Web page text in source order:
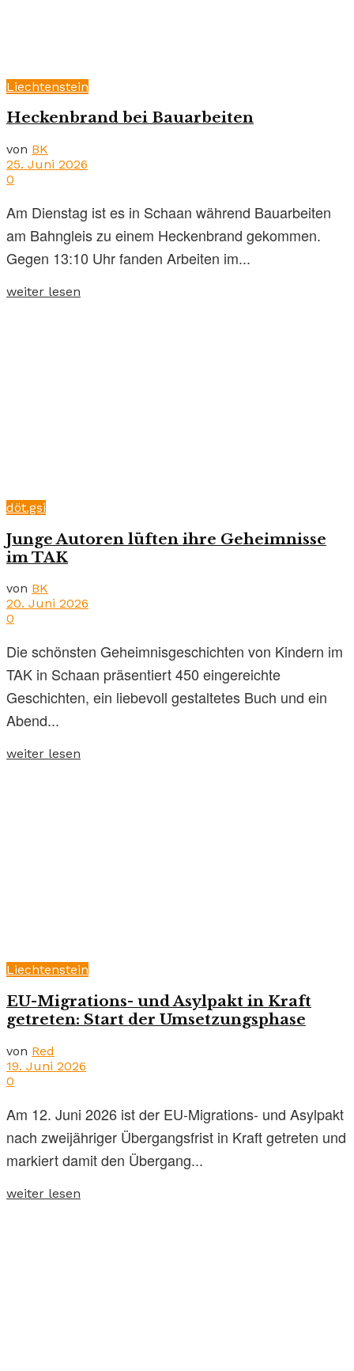
Liechtenstein
Heckenbrand bei Bauarbeiten
von BK
25. Juni 2026
0
Am Dienstag ist es in Schaan während Bauarbeiten
am Bahngleis zu einem Heckenbrand gekommen.
Gegen 13:10 Uhr fanden Arbeiten im...
weiter lesen
döt.gsi
Junge Autoren lüften ihre Geheimnisse
im TAK
von BK
20. Juni 2026
0
Die schönsten Geheimnisgeschichten von Kindern im
TAK in Schaan präsentiert 450 eingereichte
Geschichten, ein liebevoll gestaltetes Buch und ein
Abend...
weiter lesen
Liechtenstein
EU-Migrations- und Asylpakt in Kraft
getreten: Start der Umsetzungsphase
von Red
19. Juni 2026
0
Am 12. Juni 2026 ist der EU-Migrations- und Asylpakt
nach zweijähriger Übergangsfrist in Kraft getreten und
markiert damit den Übergang...
weiter lesen